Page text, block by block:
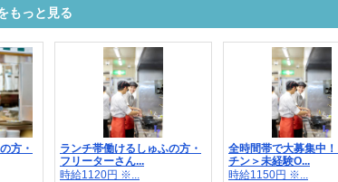
もっと見る
方・
ランチ帯働けるしゅふの方・
フリーターさん...
時給1120円 ※...
全時間帯で大募集中
チン＞未経験O...
時給1150円 ※...